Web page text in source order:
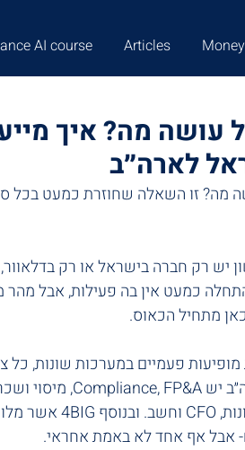
AI course Articles
עושה מה? איך
לארה״ב
מה? זו השאלה שחוזרת כמעט בכל
יש רק חברה בישראל או רק
כמעט אין בה פעילות, אבל מהר
מתחיל הכאוס.
מופיעות פעמיים במערכות שונות,
אבל אף אחד לא באמת אחראי.